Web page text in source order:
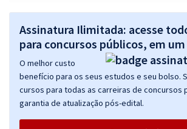
(Módulo Especial)
R$ 311,84à vista
ou 12x deR$ 25,99
Economize R$ 77,96 (-
Comprar
Assinatura Ilimitada: acesse
para concursos públicos, em
O melhor custo
benefício para os seus estudos e seu bolso.
cursos para todas as carreiras de concursos
garantia de atualização pós-edital.